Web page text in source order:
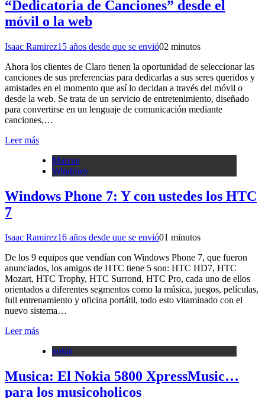
“Dedicatoria de Canciones” desde el
móvil o la web
Isaac Ramirez15 años desde que se envió02 minutos
Ahora los clientes de Claro tienen la oportunidad de seleccionar las
canciones de sus preferencias para dedicarlas a sus seres queridos y
amistades en el momento que así lo decidan a través del móvil o
desde la web. Se trata de un servicio de entretenimiento, diseñado
para convertirse en un lenguaje de comunicación mediante
canciones,…
Leer más
Marcas
Windows
Windows Phone 7: Y con ustedes los HTC
7
Isaac Ramirez16 años desde que se envió01 minutos
De los 9 equipos que vendían con Windows Phone 7, que fueron
anunciados, los amigos de HTC tiene 5 son: HTC HD7, HTC
Mozart, HTC Trophy, HTC Surrond, HTC Pro, cada uno de ellos
orientados a diferentes segmentos como la música, juegos, películas,
full entrenamiento y oficina portátil, todo esto vitaminado con el
nuevo sistema…
Leer más
nokia
Musica: El Nokia 5800 XpressMusic…
para los musicoholicos